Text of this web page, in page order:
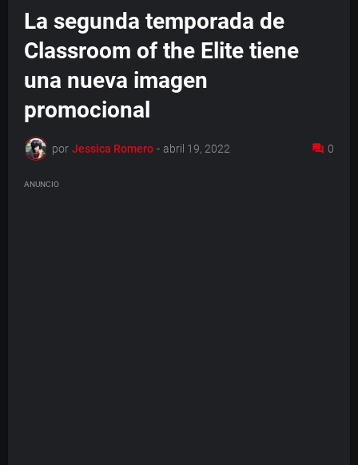
La segunda temporada de
Classroom of the Elite tiene
una nueva imagen
promocional
por Jessica Romero - abril 19, 2022 0
ANUNCIO